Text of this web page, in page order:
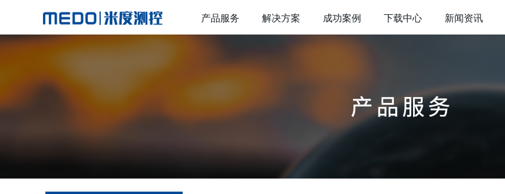
产品服务 解决方案 成功案例 下载中心 新闻资讯